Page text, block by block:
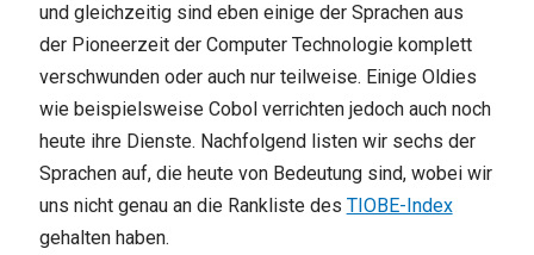
und gleichzeitig sind eben einige der Sprachen aus
der Pioneerzeit der Computer Technologie komplett
verschwunden oder auch nur teilweise. Einige Oldies
wie beispielsweise Cobol verrichten jedoch auch noch
heute ihre Dienste. Nachfolgend listen wir sechs der
Sprachen auf, die heute von Bedeutung sind, wobei wir
uns nicht genau an die Rankliste des TIOBE-Index
gehalten haben.